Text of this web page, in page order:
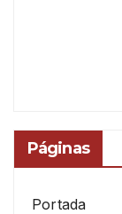
Páginas
Portada